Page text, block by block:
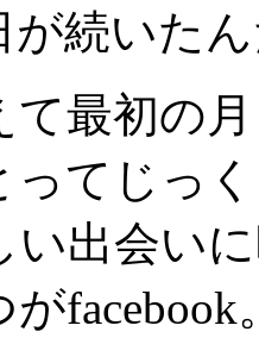
が続いた
て最初の
ってじっ
い出会い
facebook